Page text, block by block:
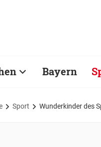
Bayern
Sport Wunderkinder des